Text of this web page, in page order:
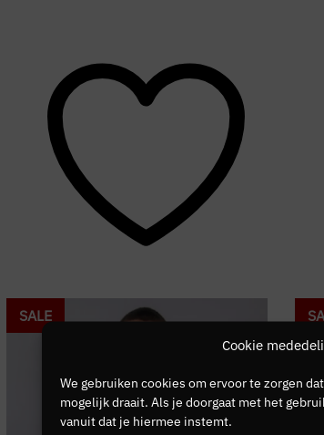
Cookie
We gebruiken cookies om ervoor te zorgen
mogelijk draait. Als je doorgaat met het
vanuit dat je hiermee instemt.
SALE